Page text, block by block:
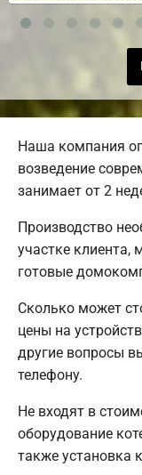
Наша компания
возведение
занимает от 2
Производство
участке
готовые
Сколько может
цены на
другие вопросы
телефону.
Не входят в
оборудование
также установка